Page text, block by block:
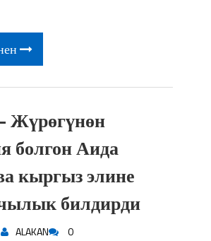
Жүрөгүнөн
болгон Аида
кыргыз элине
билдирди
ALAKAN 0